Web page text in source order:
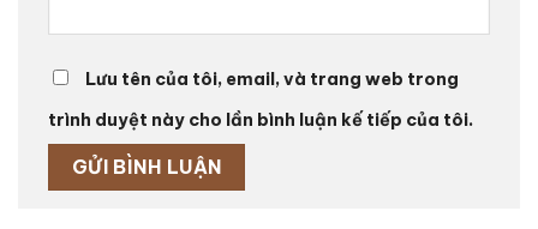
Lưu tên của tôi, email, và trang web trong
trình duyệt này cho lần bình luận kế tiếp của tôi.